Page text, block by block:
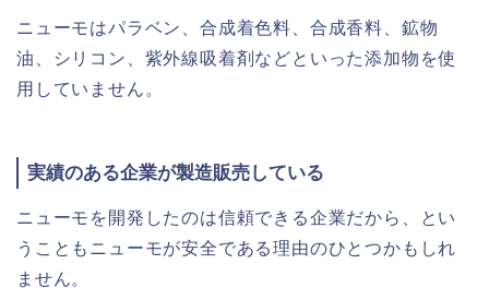
ニューモはパラベン、合成着色料、合成香料、鉱物
油、シリコン、紫外線吸着剤などといった添加物を使
用していません。
実績のある企業が製造販売している
ニューモを開発したのは信頼できる企業だから、とい
うこともニューモが安全である理由のひとつかもしれ
ません。